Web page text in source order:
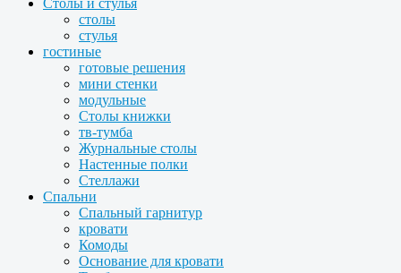
столы
стулья
гостиные
готовые решения
мини стенки
модульные
Столы книжки
тв-тумба
Журнальные столы
Настенные полки
Стеллажи
Спальни
Спальный гарнитур
кровати
Комоды
Основание для кровати